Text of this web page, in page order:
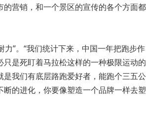
营销，和一个景区的宣传的各个方面都
”。“我们统计下来，中国一年把跑步作
是死盯着马拉松这样的一种极限运动的
我们有底层路跑爱好者，能跑个三五公
的进化，你要像塑造一个品牌一样去塑